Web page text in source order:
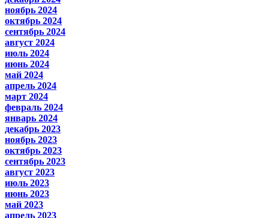
ноябрь 2024
октябрь 2024
сентябрь 2024
август 2024
июль 2024
июнь 2024
май 2024
апрель 2024
март 2024
февраль 2024
январь 2024
декабрь 2023
ноябрь 2023
октябрь 2023
сентябрь 2023
август 2023
июль 2023
июнь 2023
май 2023
апрель 2023